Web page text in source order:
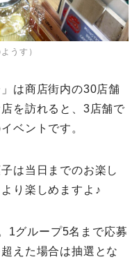
うす）
は商店街内の30店舗
を訪れると、3店舗で
ベントです。
は当日までのお楽し
り楽しめますよ♪
1グループ5名まで応募
えた場合は抽選とな